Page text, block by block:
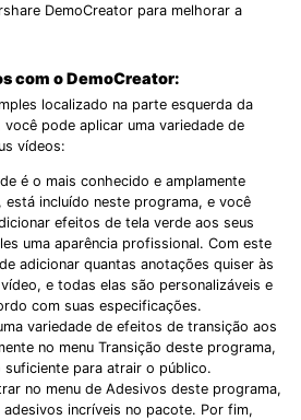
DemoCreator para melhorar a
com o DemoCreator:
localizado na parte esquerda da
pode aplicar uma variedade de
vídeos:
é o mais conhecido e amplamente
está incluído neste programa, e você
efeitos de tela verde aos seus
uma aparência profissional. Com este
adicionar quantas anotações quiser às
e todas elas são personalizáveis ​​e
com suas especificações.
variedade de efeitos de transição aos
no menu Transição deste programa,
para atrair o público.
no menu de Adesivos deste programa,
incríveis ​​no pacote. Por fim,